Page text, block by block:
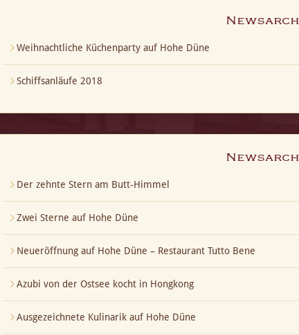
Weihnachtliche Küchenparty auf Hohe Düne
Schiffsanläufe 2018
Der zehnte Stern am Butt-Himmel
Zwei Sterne auf Hohe Düne
Neueröffnung auf Hohe Düne – Restaurant Tutto Bene
Azubi von der Ostsee kocht in Hongkong
Ausgezeichnete Kulinarik auf Hohe Düne